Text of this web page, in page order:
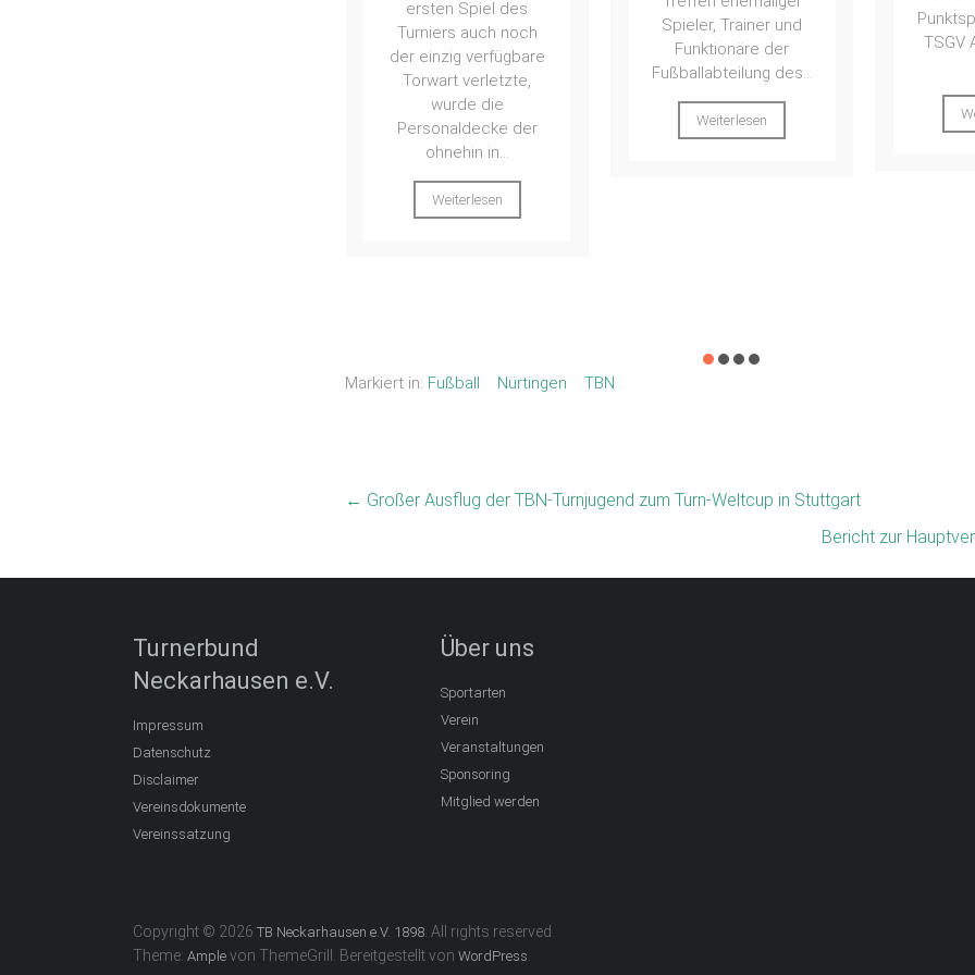
Spieler, Trainer und
Funktionäre der
Fußballabteilung des...
Weiterlesen
Punktspiel gegen den
TSGV Albershausen
in...
Weiterlesen
auch
Markiert in: Fußball Nürtingen TBN
← Großer Ausflug der TBN-Turnjugend zum Turn-Weltcup in Stuttgart
Bericht zur
Turnerbund
Neckarhausen e.V.
Impressum
Datenschutz
Disclaimer
Vereinsdokumente
Vereinssatzung
Über uns
Sportarten
Verein
Veranstaltungen
Sponsoring
Mitglied werden
Copyright © 2026 TB Neckarhausen e.V. 1898. All rights reserved.
Theme: Ample von ThemeGrill. Bereitgestellt von WordPress.